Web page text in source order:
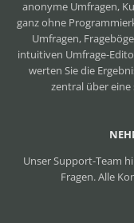
anonyme Umfragen,
ganz ohne
Umfragen,
intuitiven Umfrage-
werten Sie die
zentral über eine
Unser Support-Team
Fragen. Alle